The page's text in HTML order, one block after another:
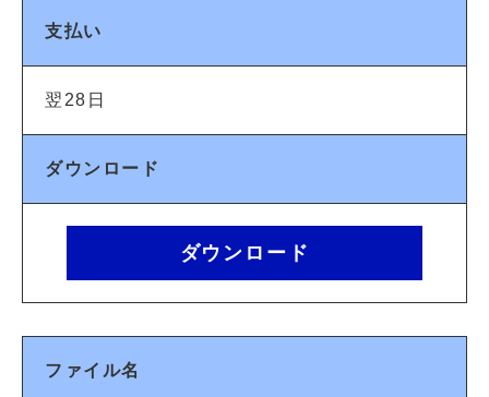
支払い
翌28日
ダウンロード
ダウンロード
ファイル名